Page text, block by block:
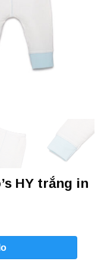
HY trắng in